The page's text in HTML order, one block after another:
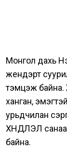
Монгол дахь
жендэрт
тэмцэж
ханган,
урьдчилан
ХҮНДЛЭЛ
байна.